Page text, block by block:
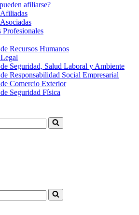
afiliarse?
Profesionales
Recursos Humanos
Seguridad, Salud Laboral y Ambiente
Responsabilidad Social Empresarial
Comercio Exterior
Seguridad Física